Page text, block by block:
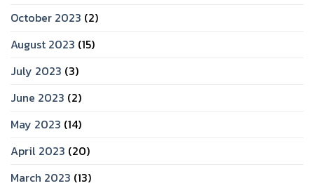
October 2023 (2)
August 2023 (15)
July 2023 (3)
June 2023 (2)
May 2023 (14)
April 2023 (20)
March 2023 (13)